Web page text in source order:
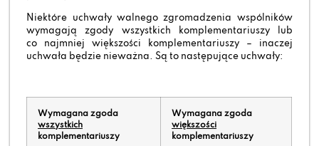
Niektóre uchwały walnego zgromadzenia wspólników
wymagają zgody wszystkich komplementariuszy lub
co najmniej większości komplementariuszy – inaczej
uchwała będzie nieważna. Są to następujące uchwały:
Wymagana zgoda
wszystkich
komplementariuszy
Wymagana zgoda
większości
komplementariuszy